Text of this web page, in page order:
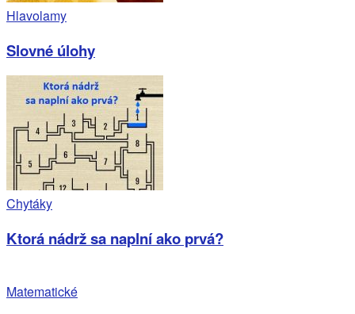
Hlavolamy
Slovné úlohy
Chytáky
Ktorá nádrž sa naplní ako prvá?
Matematické